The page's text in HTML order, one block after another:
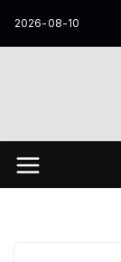
2026-08-10